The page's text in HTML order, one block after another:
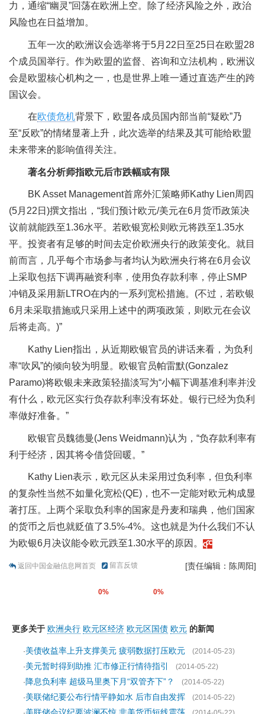
力，通缩“幽灵”回荡在欧洲上空。除了经济风险之外，政治
风险也在日益增加。
五年一次的欧洲议会选举将于5月22日至25日在欧盟28
个成员国举行。作为欧盟的监督、咨询和立法机构，欧洲议
会是欧盟核心机构之一，也是世界上唯一通过直选产生的跨
国议会。
在欧债危机背景下，欧盟各成员国内部当前“疑欧”乃
至“反欧”的情绪显著上升，此次选举的结果及其可能给欧盟
未来带来的影响值得关注。
著名分析师指欧元后市跌幅或有限
BK Asset Management首席外汇策略师Kathy Lien周四
(5月22日)撰文指出，“我们预计欧元/美元在6月货币政策决
议前就能跌至1.36水平。若欧银宽松则欧元将跌至1.35水
平。投资者有足够的时间去定价欧洲央行的政策变化。就目
前而言，几乎每个市场参与者均认为欧洲央行将在6月会议
上采取包括下调再融资利率，使用负存款利率，停止SMP
冲销及采用新LTRO在内的一系列宽松措施。(不过，若欧银
6月未采取措施或只采用上述中的两项政策，则欧元在会议
后将走高。)”
Kathy Lien指出，从近期欧银官员的讲话来看，为负利
率“吹风”的倾向较为明显。欧银官员帕雷默(Gonzalez
Paramo)将欧银未来政策轻描淡写为“小幅下调基准利率并没
有什么，欧元区实行负存款利率没有坏处。银行已经为负利
率做好准备。”
欧银官员魏德曼(Jens Weidmann)认为，“负存款利率有
利于经济，因其将令借贷回暖。”
Kathy Lien表示，欧元区从未采用过负利率，但负利率
的复杂性当然不如量化宽松(QE)，也不一定能对欧元构成显
著打压。上两个采取负利率的国家是丹麦和瑞典，他们国家
的货币之后也就贬值了3.5%-4%。这也就是为什么我们不认
为欧银6月决议能令欧元跌至1.30水平的原因。
返回中国金融信息网首页 留言反馈 [责任编辑：陈周阳]
0% 0%
更多关于 欧洲央行 欧元区经济 欧元区国债 欧元 的新闻
·美债收益率上升支撑美元 疲弱数据打压欧元
(2014-05-23)
·美元暂时得到助推 汇市修正行情待指引
(2014-05-22)
· 降息负利率 超级马里奥下月“双管齐下”？
(2014-05-22)
·美联储纪要公布行情平静如水 后市自由发挥
(2014-05-22)